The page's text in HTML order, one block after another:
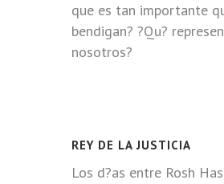
que es tan importante
bendigan? ?Qu?
nosotros?
REY DE LA JUSTICIA
Los d?as entre Rosh